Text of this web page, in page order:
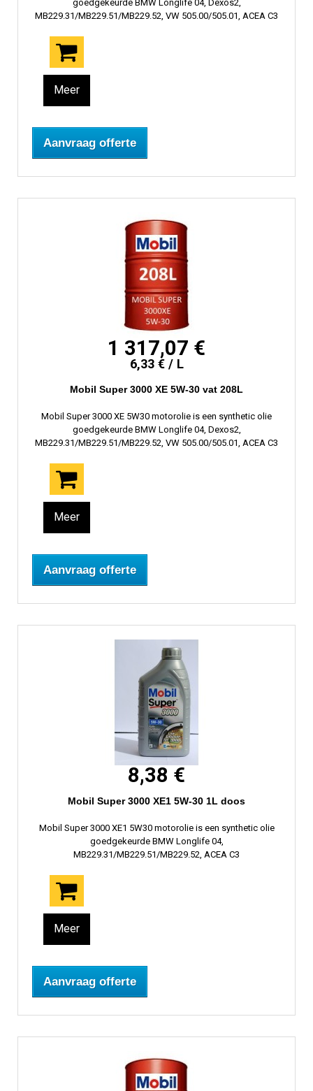
goedgekeurde BMW Longlife 04, Dexos2,
MB229.31/MB229.51/MB229.52, VW 505.00/505.01, ACEA C3
Meer
Aanvraag offerte
1 317,07 €
6,33 € / L
Mobil Super 3000 XE 5W-30 vat 208L
Mobil Super 3000 XE 5W30 motorolie is een synthetic olie
goedgekeurde BMW Longlife 04, Dexos2,
MB229.31/MB229.51/MB229.52, VW 505.00/505.01, ACEA C3
Meer
Aanvraag offerte
8,38 €
Mobil Super 3000 XE1 5W-30 1L doos
Mobil Super 3000 XE1 5W30 motorolie is een synthetic olie
goedgekeurde BMW Longlife 04,
MB229.31/MB229.51/MB229.52, ACEA C3
Meer
Aanvraag offerte